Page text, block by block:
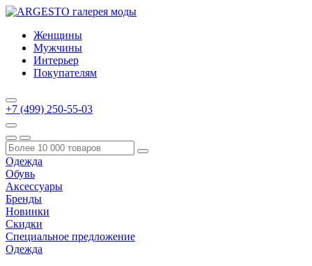
Женщины
Мужчины
Интерьер
Покупателям
+7 (499) 250-55-03
Одежда
Обувь
Аксессуары
Бренды
Новинки
Скидки
Специальное предложение
Одежда